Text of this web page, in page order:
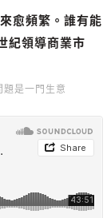
愈頻繁。誰有能
紀領導商業市
是一門生意